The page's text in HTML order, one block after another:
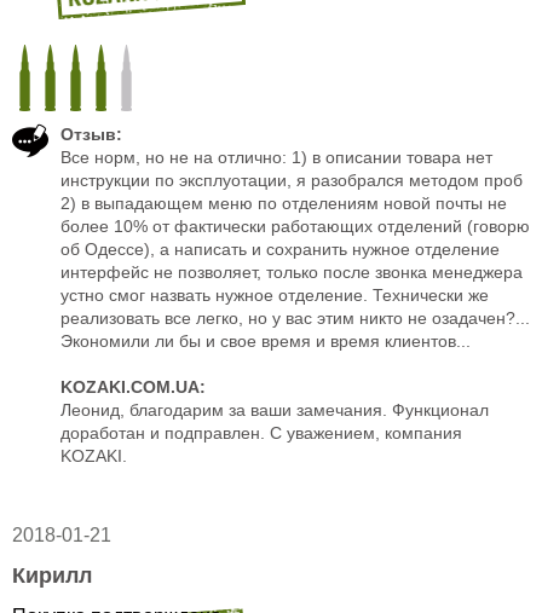
Отзыв:
Все норм, но не на отлично: 1) в описании товара нет
инструкции по эксплуотации, я разобрался методом проб
2) в выпадающем меню по отделениям новой почты не
более 10% от фактически работающих отделений (говорю
об Одессе), а написать и сохранить нужное отделение
интерфейс не позволяет, только после звонка менеджера
устно смог назвать нужное отделение. Технически же
реализовать все легко, но у вас этим никто не озадачен?...
Экономили ли бы и свое время и время клиентов...
KOZAKI.COM.UA:
Леонид, благодарим за ваши замечания. Функционал
доработан и подправлен. С уважением, компания
KOZAKI.
2018-01-21
Кирилл